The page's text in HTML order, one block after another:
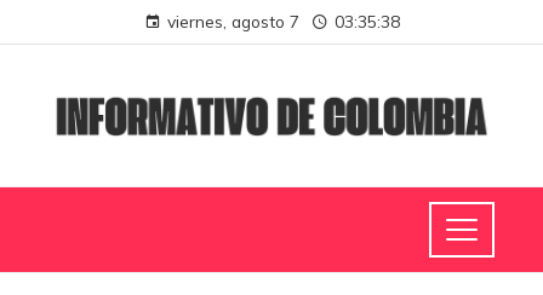
viernes, agosto 7 03:35:39